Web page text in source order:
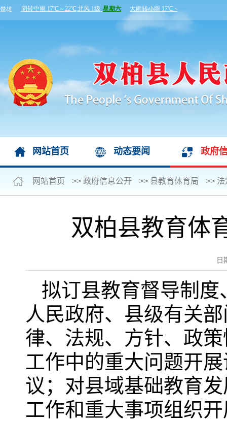
网站首页 动态要闻 政府
网站首页 >> 政府信息公开 >> 县教育体育局 >> 法
双柏县教育体
日
拟订县教育督导制
人民政府、县级有关
律、法规、方针、政
工作中的重大问题开
议；对县域基础教育
工作和重大事项组织